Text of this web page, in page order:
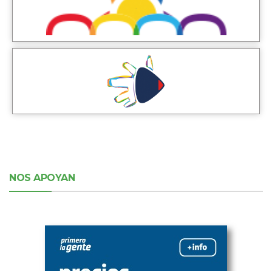
NOS APOYAN